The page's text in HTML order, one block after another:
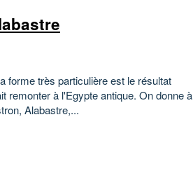
forme très particulière est le résultat
remonter à l'Egypte antique. On donne à
Alabastre,...